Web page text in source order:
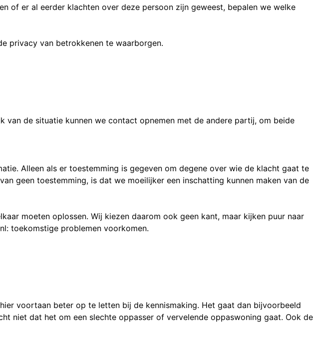
of er al eerder klachten over deze persoon zijn geweest, bepalen we welke
privacy van betrokkenen te waarborgen.
de situatie kunnen we contact opnemen met de andere partij, om beide
Alleen als er toestemming is gegeven om degene over wie de klacht gaat te
geen toestemming, is dat we moeilijker een inschatting kunnen maken van de
moeten oplossen. Wij kiezen daarom ook geen kant, maar kijken puur naar
toekomstige problemen voorkomen.
voortaan beter op te letten bij de kennismaking. Het gaat dan bijvoorbeeld
niet dat het om een slechte oppasser of vervelende oppaswoning gaat. Ook de